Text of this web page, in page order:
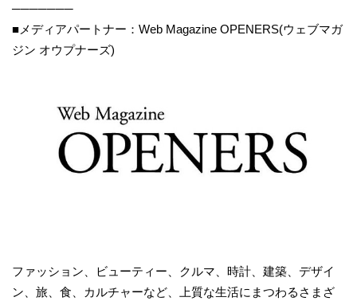
───────
■メディアパートナー：Web Magazine OPENERS(ウェブマガ
ジン オウプナーズ)
ファッション、ビューティー、クルマ、時計、建築、デザイ
ン、旅、食、カルチャーなど、上質な生活にまつわるさまざ